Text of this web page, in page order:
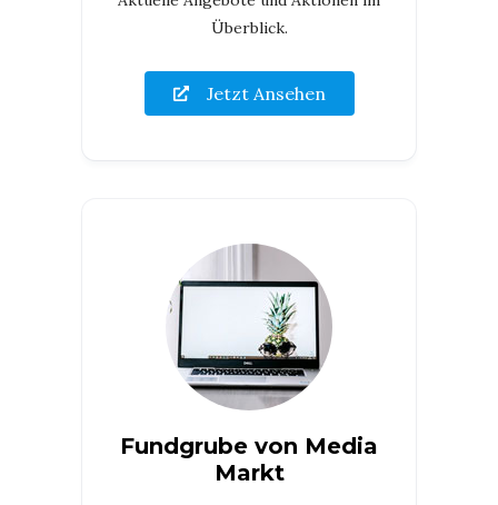
Überblick.
Jetzt Ansehen
Fundgrube von Media
Markt